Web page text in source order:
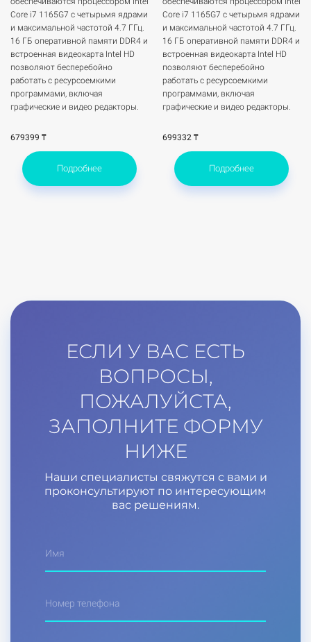
Core i7 1165G7 с четырьмя ядрами
и максимальной частотой 4.7 ГГц.
16 ГБ оперативной памяти DDR4 и
встроенная видеокарта Intel HD
позволяют бесперебойно
работать с ресурсоемкими
программами, включая
графические и видео редакторы.
679399 ₸
Подробнее
Core i7 1165G7 с четырьмя ядрами
и максимальной частотой 4.7 ГГц.
16 ГБ оперативной памяти DDR4 и
встроенная видеокарта Intel HD
позволяют бесперебойно
работать с ресурсоемкими
программами, включая
графические и видео редакторы.
699332 ₸
Подробнее
ЕСЛИ У ВАС ЕСТЬ
ВОПРОСЫ,
ПОЖАЛУЙСТА,
ЗАПОЛНИТЕ ФОРМУ
НИЖЕ
Наши специалисты свяжутся с вами и
проконсультируют по интересующим
вас решениям.
Имя
Номер телефона